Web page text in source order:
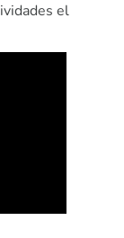
el